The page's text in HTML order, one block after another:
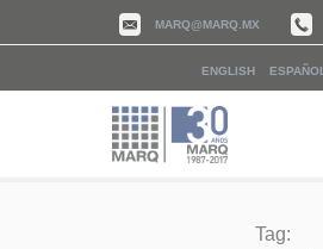
MARQ@MARQ.MX
ENGLISH ESPAÑOL
Tag: